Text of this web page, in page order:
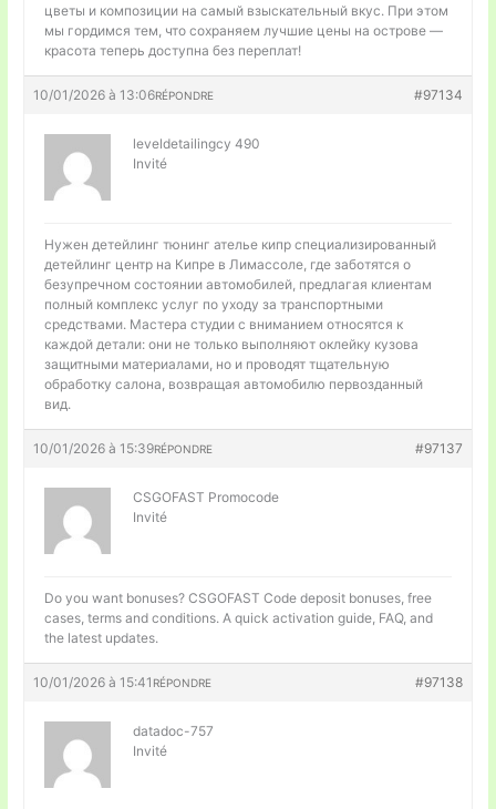
цветы и композиции на самый взыскательный вкус. При этом
мы гордимся тем, что сохраняем лучшие цены на острове —
красота теперь доступна без переплат!
10/01/2026 à 13:06 #97134
RÉPONDRE
leveldetailingcy 490
Invité
Нужен детейлингтюнинг ателье кипр специализированный
детейлинг центр на Кипре в Лимассоле, где заботятся о
безупречном состоянии автомобилей, предлагая клиентам
полный комплекс услуг по уходу за транспортными
средствами. Мастера студии с вниманием относятся к
каждой детали: они не только выполняют оклейку кузова
защитными материалами, но и проводят тщательную
обработку салона, возвращая автомобилю первозданный
вид.
10/01/2026 à 15:39 #97137
RÉPONDRE
CSGOFAST Promocode
Invité
Do you want bonuses?CSGOFAST Code deposit bonuses, free
cases, terms and conditions. A quick activation guide, FAQ, and
the latest updates.
10/01/2026 à 15:41 #97138
RÉPONDRE
datadoc-757
Invité